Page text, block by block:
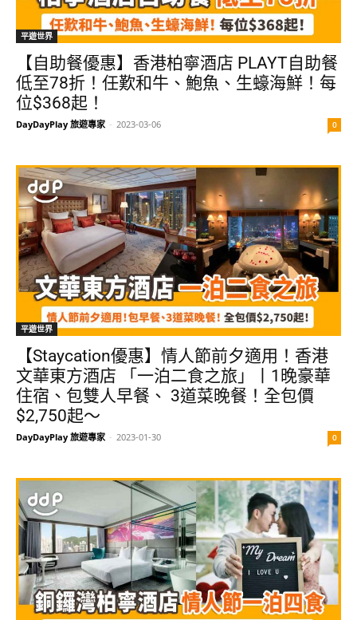
平遊世界
【自助餐優惠】香港柏寧酒店 PLAYT自助餐
低至78折！任歎和牛、鮑魚、生蠔海鮮！每
位$368起！
DayDayPlay 旅遊專家 - 2023-03-06 0
平遊世界
【Staycation優惠】情人節前夕適用！香港
文華東方酒店 「一泊二食之旅」丨1晚豪華
住宿、包雙人早餐、 3道菜晚餐！全包價
$2,750起～
DayDayPlay 旅遊專家 - 2023-01-30 0